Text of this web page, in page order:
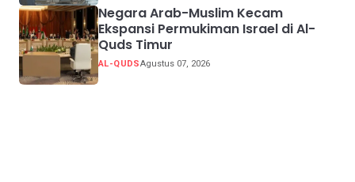
Negara Arab-Muslim Kecam
Ekspansi Permukiman Israel di Al-
Quds Timur
AL-QUDSAgustus 07, 2026